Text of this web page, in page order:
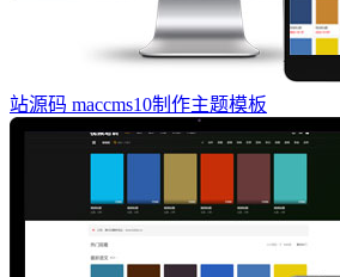
站源码 maccms10制作主题模板